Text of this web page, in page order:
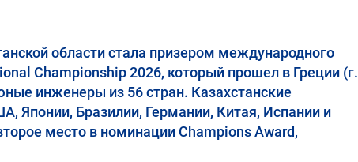
области стала призером международного
Championship 2026, который прошел в Греции (г.
инженеры из 56 стран. Казахстанские
Японии, Бразилии, Германии, Китая, Испании и
место в номинации Champions Award,